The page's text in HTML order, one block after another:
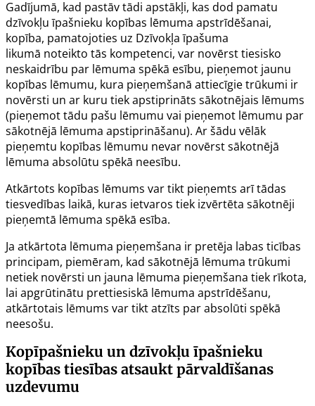
Gadījumā, kad pastāv tādi apstākļi, kas dod pamatu
dzīvokļu īpašnieku kopības lēmuma apstrīdēšanai,
kopība, pamatojoties uz Dzīvokļa īpašuma
likumā noteikto tās kompetenci, var novērst tiesisko
neskaidrību par lēmuma spēkā esību, pieņemot jaunu
kopības lēmumu, kura pieņemšanā attiecīgie trūkumi ir
novērsti un ar kuru tiek apstiprināts sākotnējais lēmums
(pieņemot tādu pašu lēmumu vai pieņemot lēmumu par
sākotnējā lēmuma apstiprināšanu). Ar šādu vēlāk
pieņemtu kopības lēmumu nevar novērst sākotnējā
lēmuma absolūtu spēkā neesību.
Atkārtots kopības lēmums var tikt pieņemts arī tādas
tiesvedības laikā, kuras ietvaros tiek izvērtēta sākotnēji
pieņemtā lēmuma spēkā esība.
Ja atkārtota lēmuma pieņemšana ir pretēja labas ticības
principam, piemēram, kad sākotnējā lēmuma trūkumi
netiek novērsti un jauna lēmuma pieņemšana tiek rīkota,
lai apgrūtinātu prettiesiskā lēmuma apstrīdēšanu,
atkārtotais lēmums var tikt atzīts par absolūti spēkā
neesošu.
Kopīpašnieku un dzīvokļu īpašnieku
kopības tiesības atsaukt pārvaldīšanas
uzdevumu